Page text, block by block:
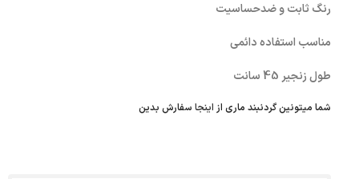
رنگ ثابت و ضدحساسیت
مناسب استفاده دائمی
طول زنجیر 45 سانت
شما میتونین گردنبند ماری از اینجا سفارش بدین